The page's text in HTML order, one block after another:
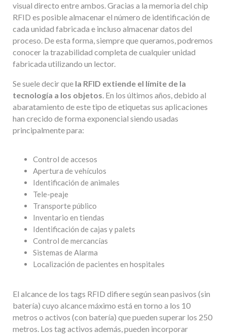
visual directo entre ambos. Gracias a la memoria del chip
RFID es posible almacenar el número de identificación de
cada unidad fabricada e incluso almacenar datos del
proceso. De esta forma, siempre que queramos, podremos
conocer la trazabilidad completa de cualquier unidad
fabricada utilizando un lector.
Se suele decir que la RFID extiende el límite de la
tecnología a los objetos. En los últimos años, debido al
abaratamiento de este tipo de etiquetas sus aplicaciones
han crecido de forma exponencial siendo usadas
principalmente para:
Control de accesos
Apertura de vehículos
Identificación de animales
Tele-peaje
Transporte público
Inventario en tiendas
Identificación de cajas y palets
Control de mercancías
Sistemas de Alarma
Localización de pacientes en hospitales
El alcance de los tags RFID difiere según sean pasivos (sin
batería) cuyo alcance máximo está en torno a los 10
metros o activos (con batería) que pueden superar los 250
metros. Los tag activos además, pueden incorporar